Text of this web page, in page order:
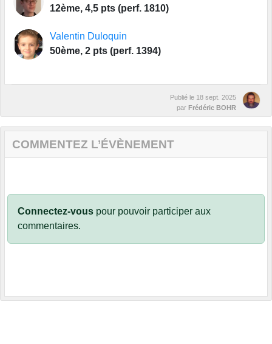
12ème, 4,5 pts (perf. 1810)
Valentin Duloquin
50ème, 2 pts (perf. 1394)
Publié le 18 sept. 2025
par Frédéric BOHR
COMMENTEZ L’ÉVÈNEMENT
Connectez-vous pour pouvoir participer aux
commentaires.